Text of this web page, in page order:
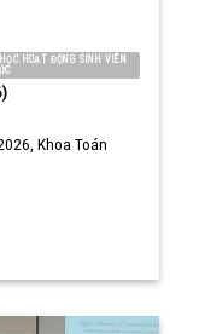
HOẠT ĐỘNG SINH VIÊN
Khoa Toán